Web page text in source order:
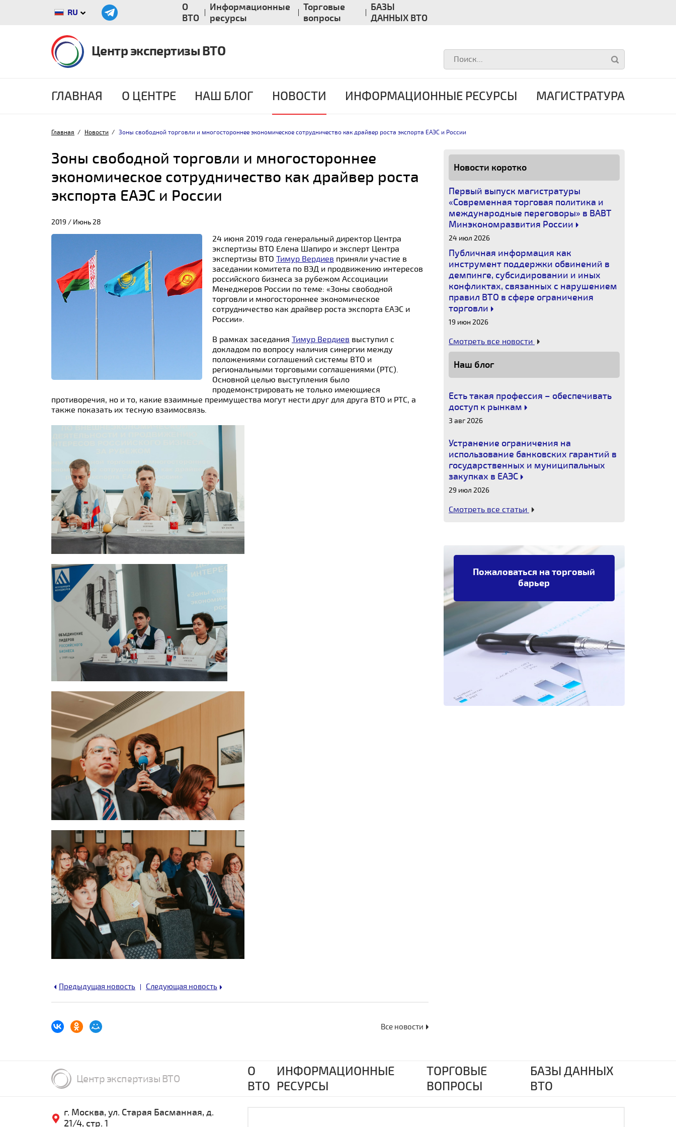
RU
О
ВТО
Информационные
ресурсы
Торговые
вопросы
БАЗЫ
ДАННЫХ ВТО
Центр экспертизы ВТО
ГЛАВНАЯ О ЦЕНТРЕ НАШ БЛОГ НОВОСТИ ИНФОРМАЦИОННЫЕ РЕСУРСЫ МАГИСТРАТУРА
Главная Новости Зоны свободной торговли и многостороннее экономическое сотрудничество как драйвер роста экспорта ЕАЭС и России
Зоны свободной торговли и многостороннее
экономическое сотрудничество как драйвер роста
экспорта ЕАЭС и России
2019 / Июнь 28
24 июня 2019 года генеральный директор Центра
экспертизы ВТО Елена Шапиро и эксперт Центра
экспертизы ВТО Тимур Вердиев приняли участие в
заседании комитета по ВЭД и продвижению интересов
российского бизнеса за рубежом Ассоциации
Менеджеров России по теме: «Зоны свободной
торговли и многостороннее экономическое
сотрудничество как драйвер роста экспорта ЕАЭС и
России».
В рамках заседания Тимур Вердиев выступил с
докладом по вопросу наличия синергии между
положениями соглашений системы ВТО и
региональными торговыми соглашениями (РТС).
Основной целью выступления было
продемонстрировать не только имеющиеся
противоречия, но и то, какие взаимные преимущества могут нести друг для друга ВТО и РТС, а
также показать их тесную взаимосвязь.
Предыдущая новость Следующая новость
Все новости
Новости коротко
Первый выпуск магистратуры
«Современная торговая политика и
международные переговоры» в ВАВТ
Минэкономразвития России
24 июл 2026
Публичная информация как
инструмент поддержки обвинений в
демпинге, субсидировании и иных
конфликтах, связанных с нарушением
правил ВТО в сфере ограничения
торговли
19 июн 2026
Смотреть все новости
Наш блог
Есть такая профессия – обеспечивать
доступ к рынкам
3 авг 2026
Устранение ограничения на
использование банковских гарантий в
государственных и муниципальных
закупках в ЕАЭС
29 июл 2026
Смотреть все статьи
Пожаловаться на торговый
барьер
Центр экспертизы ВТО
О
ВТО
ИНФОРМАЦИОННЫЕ
РЕСУРСЫ
ТОРГОВЫЕ
ВОПРОСЫ
БАЗЫ ДАННЫХ
ВТО
г. Москва, ул. Старая Басманная, д.
21/4, стр. 1